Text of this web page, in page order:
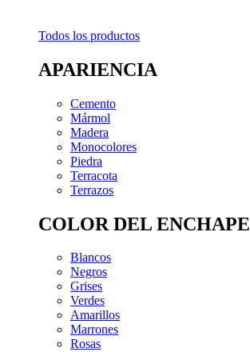
Todos los productos
APARIENCIA
Cemento
Mármol
Madera
Monocolores
Piedra
Terracota
Terrazos
COLOR DEL ENCHAPE
Blancos
Negros
Grises
Verdes
Amarillos
Marrones
Rosas